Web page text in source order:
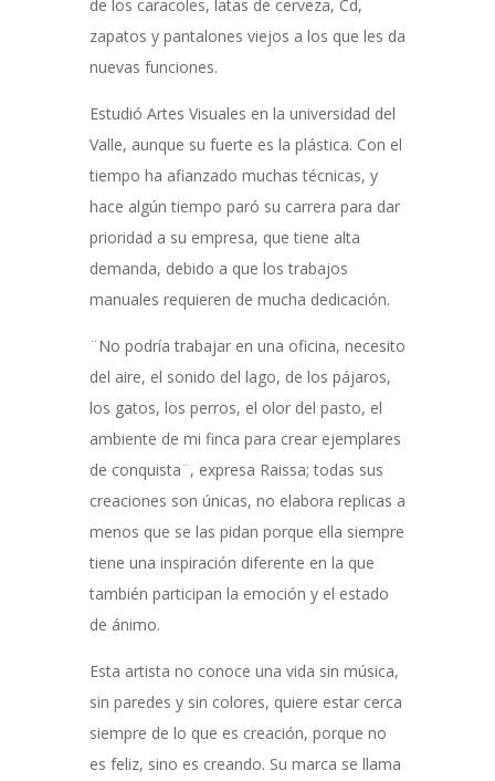
de los caracoles, latas de cerveza, Cd,
zapatos y pantalones viejos a los que les da
nuevas funciones.
Estudió Artes Visuales en la universidad del
Valle, aunque su fuerte es la plástica. Con el
tiempo ha afianzado muchas técnicas, y
hace algún tiempo paró su carrera para dar
prioridad a su empresa, que tiene alta
demanda, debido a que los trabajos
manuales requieren de mucha dedicación.
¨No podría trabajar en una oficina, necesito
del aire, el sonido del lago, de los pájaros,
los gatos, los perros, el olor del pasto, el
ambiente de mi finca para crear ejemplares
de conquista¨, expresa Raissa; todas sus
creaciones son únicas, no elabora replicas a
menos que se las pidan porque ella siempre
tiene una inspiración diferente en la que
también participan la emoción y el estado
de ánimo.
Esta artista no conoce una vida sin música,
sin paredes y sin colores, quiere estar cerca
siempre de lo que es creación, porque no
es feliz, sino es creando. Su marca se llama